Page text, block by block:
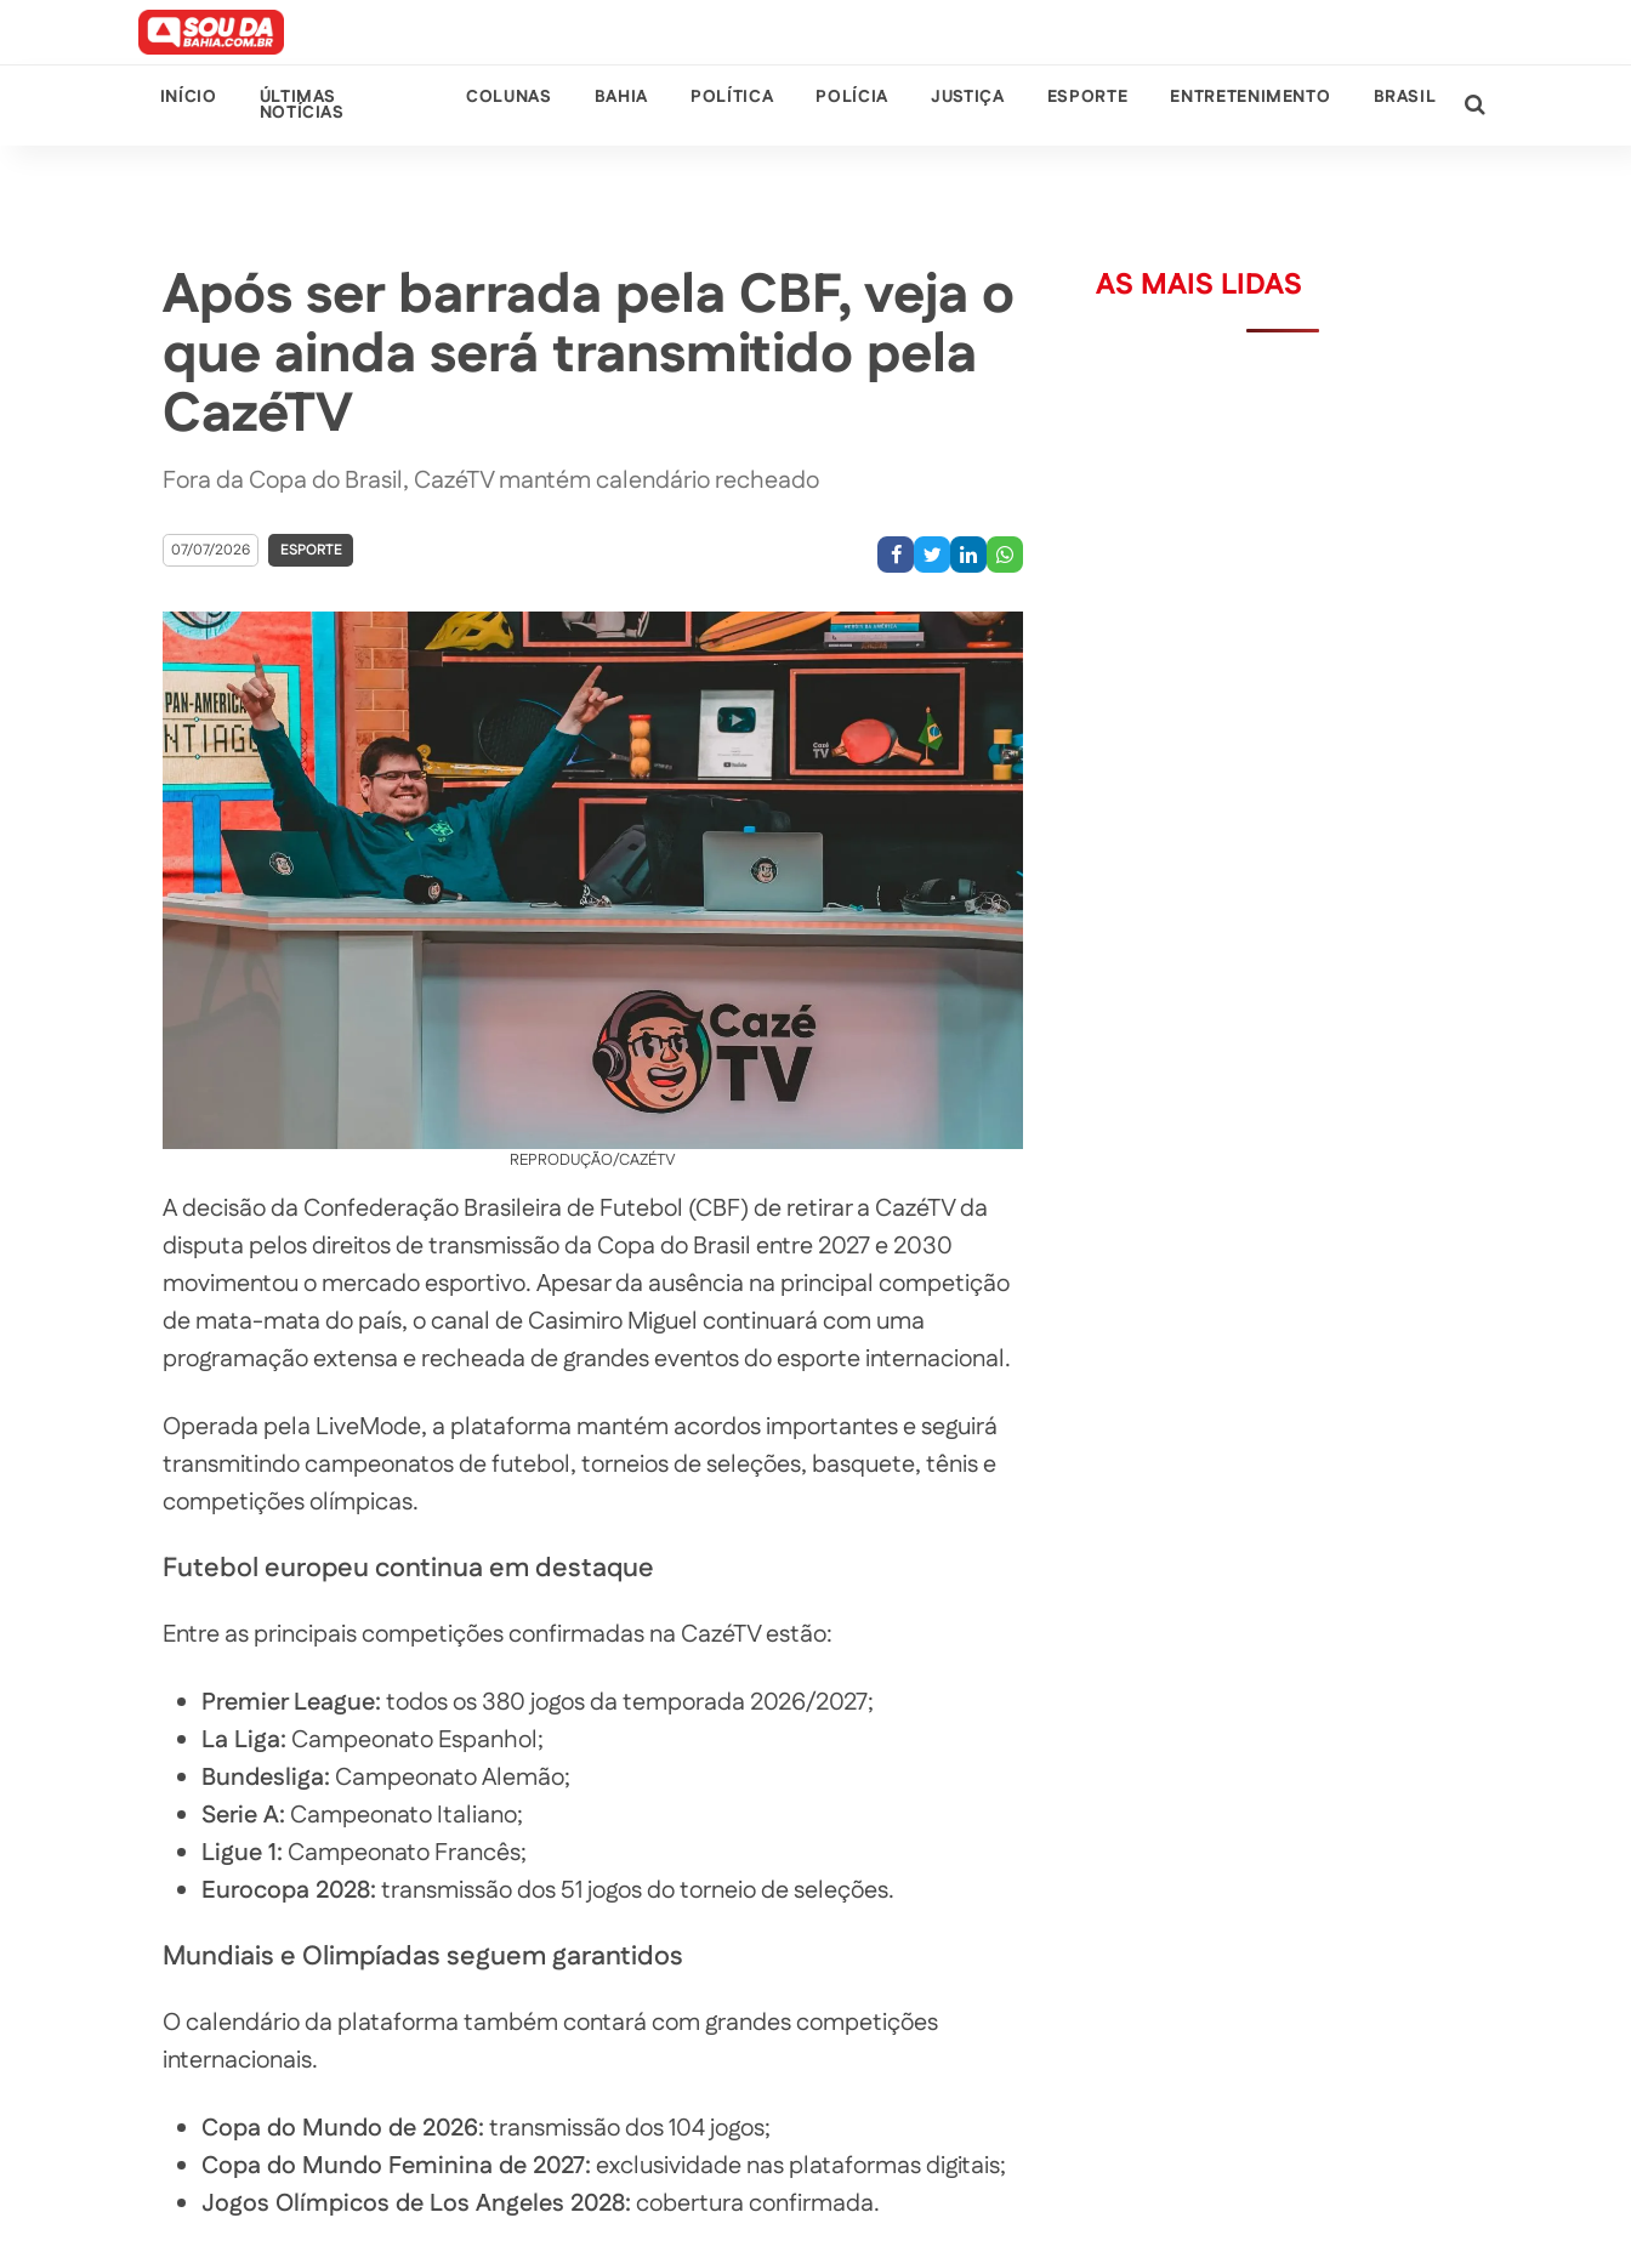
INÍCIO ÚLTIMAS
NOTÍCIAS
COLUNAS BAHIA POLÍTICA POLÍCIA JUSTIÇA ESPORTE ENTRETENIMENTO BRASIL
Após ser barrada pela CBF, veja o
que ainda será transmitido pela
CazéTV
Fora da Copa do Brasil, CazéTV mantém calendário recheado
07/07/2026 ESPORTE
REPRODUÇÃO/CAZÉTV
A decisão da Confederação Brasileira de Futebol (CBF) de retirar a CazéTV da
disputa pelos direitos de transmissão da Copa do Brasil entre 2027 e 2030
movimentou o mercado esportivo. Apesar da ausência na principal competição
de mata-mata do país, o canal de Casimiro Miguel continuará com uma
programação extensa e recheada de grandes eventos do esporte internacional.
Operada pela LiveMode, a plataforma mantém acordos importantes e seguirá
transmitindo campeonatos de futebol, torneios de seleções, basquete, tênis e
competições olímpicas.
Futebol europeu continua em destaque
Entre as principais competições confirmadas na CazéTV estão:
Premier League:todos os 380 jogos da temporada 2026/2027;
La Liga: Campeonato Espanhol;
Bundesliga: Campeonato Alemão;
Serie A: Campeonato Italiano;
Ligue 1: Campeonato Francês;
Eurocopa 2028:transmissão dos 51 jogos do torneio de seleções.
Mundiais e Olimpíadas seguem garantidos
O calendário da plataforma também contará com grandes competições
internacionais.
Copa do Mundo de 2026:transmissão dos 104 jogos;
Copa do Mundo Feminina de 2027:exclusividade nas plataformas digitais;
Jogos Olímpicos de Los Angeles 2028:cobertura confirmada.
AS MAIS LIDAS